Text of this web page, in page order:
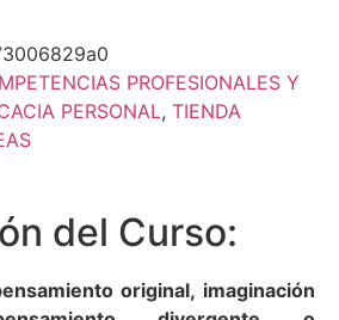
PROFESIONALES Y
PERSONAL, TIENDA
del Curso:
original, imaginación